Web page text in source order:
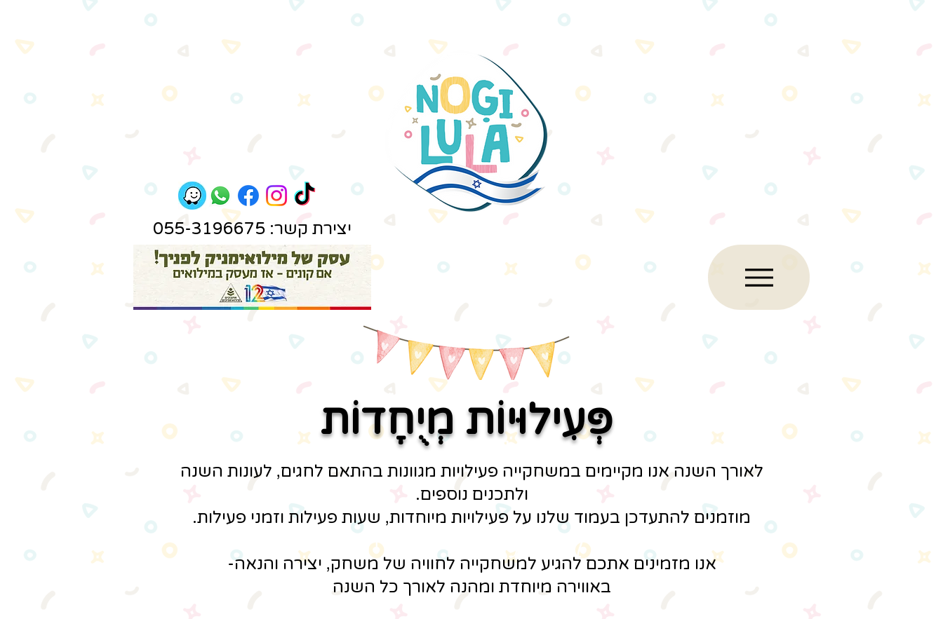
יצירת קשר: 055-3196675
לקוחות יקרים
מבצעקיץ 2023 הסתיים
כים ומצפים לראותכם.ן במשחקייה :)
לנוחיותכם קישור לדף הבית
פְּעִילוּיוֹת מְיֻחָדוֹת
לאורך השנה אנו מקיימים במשחקייה פעילויות מגוונות בהתאם לחגים, לעונות השנה
ולתכנים נוספים.
מוזמנים להתעדכן בעמוד שלנו על פעילויות מיוחדות, שעות פעילות וזמני פעילות.
אנו מזמינים אתכם להגיע למשחקייה לחוויה של משחק, יצירה והנאה-
באווירה מיוחדת ומהנה לאורך כל השנה